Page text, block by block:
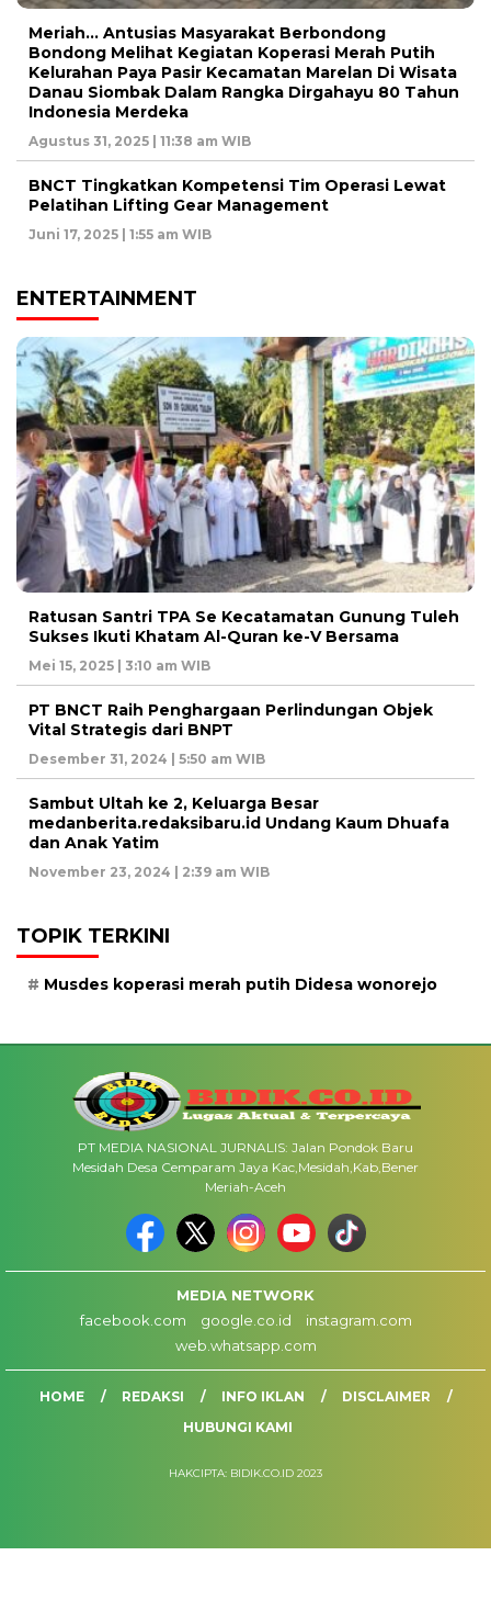
Meriah… Antusias Masyarakat Berbondong
Bondong Melihat Kegiatan Koperasi Merah Putih
Kelurahan Paya Pasir Kecamatan Marelan Di Wisata
Danau Siombak Dalam Rangka Dirgahayu 80 Tahun
Indonesia Merdeka
Agustus 31, 2025 | 11:38 am WIB
BNCT Tingkatkan Kompetensi Tim Operasi Lewat
Pelatihan Lifting Gear Management
Juni 17, 2025 | 1:55 am WIB
ENTERTAINMENT
Ratusan Santri TPA Se Kecatamatan Gunung Tuleh
Sukses Ikuti Khatam Al-Quran ke-V Bersama
Mei 15, 2025 | 3:10 am WIB
PT BNCT Raih Penghargaan Perlindungan Objek
Vital Strategis dari BNPT
Desember 31, 2024 | 5:50 am WIB
Sambut Ultah ke 2, Keluarga Besar
medanberita.redaksibaru.id Undang Kaum Dhuafa
dan Anak Yatim
November 23, 2024 | 2:39 am WIB
TOPIK TERKINI
Musdes koperasi merah putih Didesa wonorejo
PT MEDIA NASIONAL JURNALIS: Jalan Pondok Baru
Mesidah Desa Cemparam Jaya Kac,Mesidah,Kab,Bener
Meriah-Aceh
MEDIA NETWORK
facebook.com
google.co.id
instagram.com
web.whatsapp.com
HOME REDAKSI INFO IKLAN
DISCLAIMER
HUBUNGI KAMI
HAKCIPTA: BIDIK.CO.ID 2023